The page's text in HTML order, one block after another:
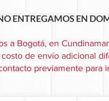
ENTREGAMOS EN
a Bogotá, en
de envío adicional
previamente para